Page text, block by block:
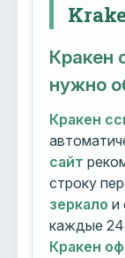
Кракен
нужно
Кракен
сайт
строку
зеркало и
каждые
Кракен